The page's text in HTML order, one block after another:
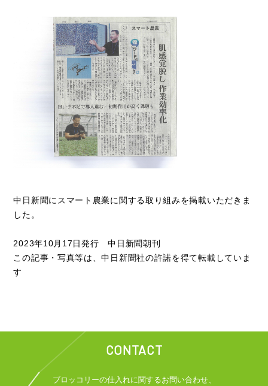
中日新聞にスマート農業に関する取り組みを掲載いただきま
した。
2023年10月17日発行 中日新聞朝刊
この記事・写真等は、中日新聞社の許諾を得て転載していま
す
CONTACT
ブロッコリーの仕入れに関するお問い合わせ、